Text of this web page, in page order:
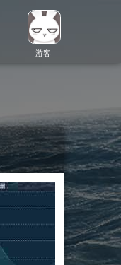
游客